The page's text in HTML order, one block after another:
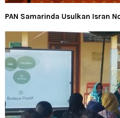
PAN Samarinda Usulkan Isran